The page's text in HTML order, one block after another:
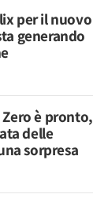
per il nuovo
generando
è pronto,
delle
sorpresa